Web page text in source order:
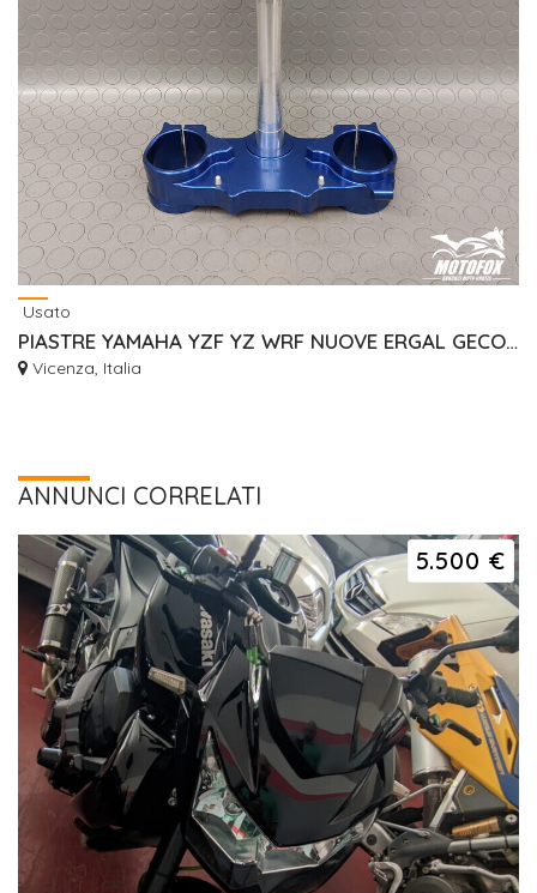
Usato
PIASTRE YAMAHA YZF YZ WRF NUOVE ERGAL GECO RISER
Vicenza, Italia
ANNUNCI CORRELATI
5.500 €